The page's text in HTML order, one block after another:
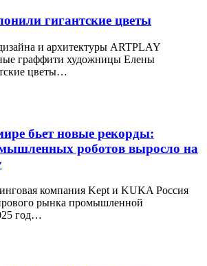
гигантские цветы
и архитектуры ARTPLAY
граффити художницы Елены
цветы…
бьет новые рекорды:
роботов выросло на
компания Kept и KUKA Россия
рынка промышленной
год…